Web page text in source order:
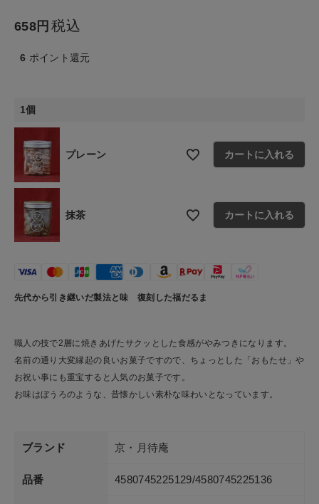
特集
ご利用ガイド
お問い合わせ
ショップリスト
658 税込
6 ポイント還元
1個
プレーン カートに入れる
抹茶 カートに入れる
先代から引き継いだ製法と味 復刻した福だるま
職人の技で2層に焼きあげたサクッとした食感がやみつきになります。
名前の通り大変縁起の良いお菓子ですので、ちょっとした「おもたせ」や
お祝い事にも重宝すると人気のお菓子です。
お味はぼうろのような、昔懐かしい素朴な味わいとなっています。
ブランド 京・月待庵
品番 4580745225129/4580745225136